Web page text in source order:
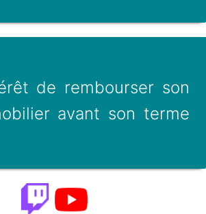
de rembourser son
avant son terme